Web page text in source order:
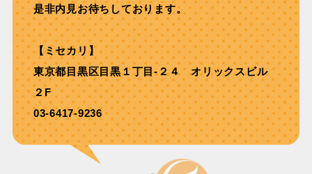
是非内見お待ちしております。
【ミセカリ】
東京都目黒区目黒１丁目-２４ オリックスビル
２F
03-6417-9236